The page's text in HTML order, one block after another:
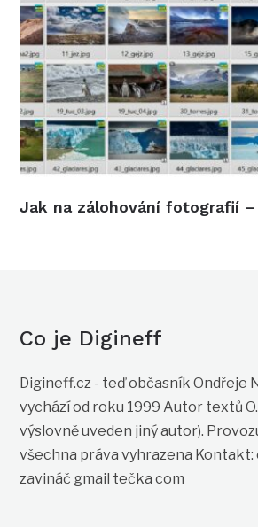
Jak na zálohování fotografií –
Co je Digineff
Digineff.cz - teď občasník Ondřeje
vychází od roku 1999 Autor textů
výslovně uveden jiný autor).
všechna práva vyhrazena
zavináč gmail tečka com